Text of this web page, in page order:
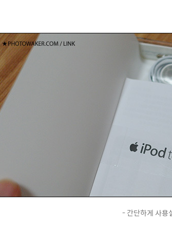
- 간단하게 사용